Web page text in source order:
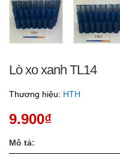
Lò xo xanh TL14
Thương hiệu: HTH
9.900₫
Mô tả: